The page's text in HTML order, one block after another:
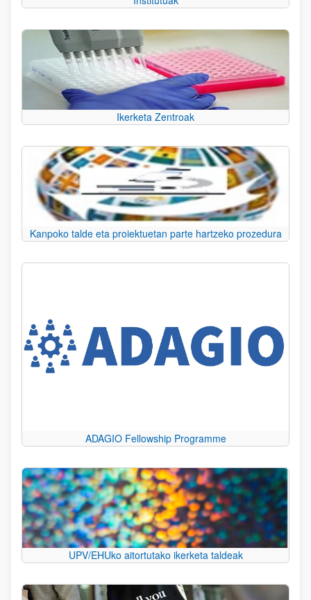
Ikerketa Zentroak
Kanpoko talde eta proiektuetan parte hartzeko prozedura
ADAGIO Fellowship Programme
UPV/EHUko aitortutako ikerketa taldeak